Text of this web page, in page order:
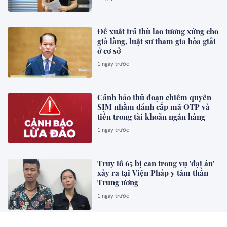
Đề xuất trả thù lao tương xứng cho
già làng, luật sư tham gia hòa giải
ở cơ sở
1 ngày trước
Cảnh báo thủ đoạn chiếm quyền
SIM nhằm đánh cắp mã OTP và
tiền trong tài khoản ngân hàng
1 ngày trước
Truy tố 65 bị can trong vụ 'đại án'
xảy ra tại Viện Pháp y tâm thần
Trung ương
1 ngày trước